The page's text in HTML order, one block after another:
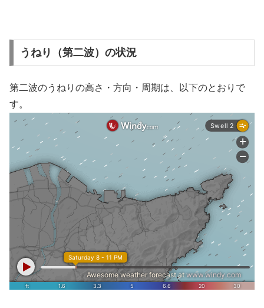
うねり（第二波）の状況
第二波のうねりの高さ・方向・周期は、以下のとおりで
す。